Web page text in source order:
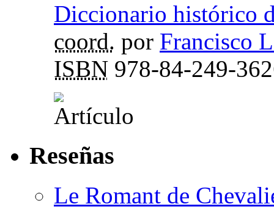
Diccionario histórico
coord. por Francisco
ISBN 978-84-249-
Reseñas
Le Romant de